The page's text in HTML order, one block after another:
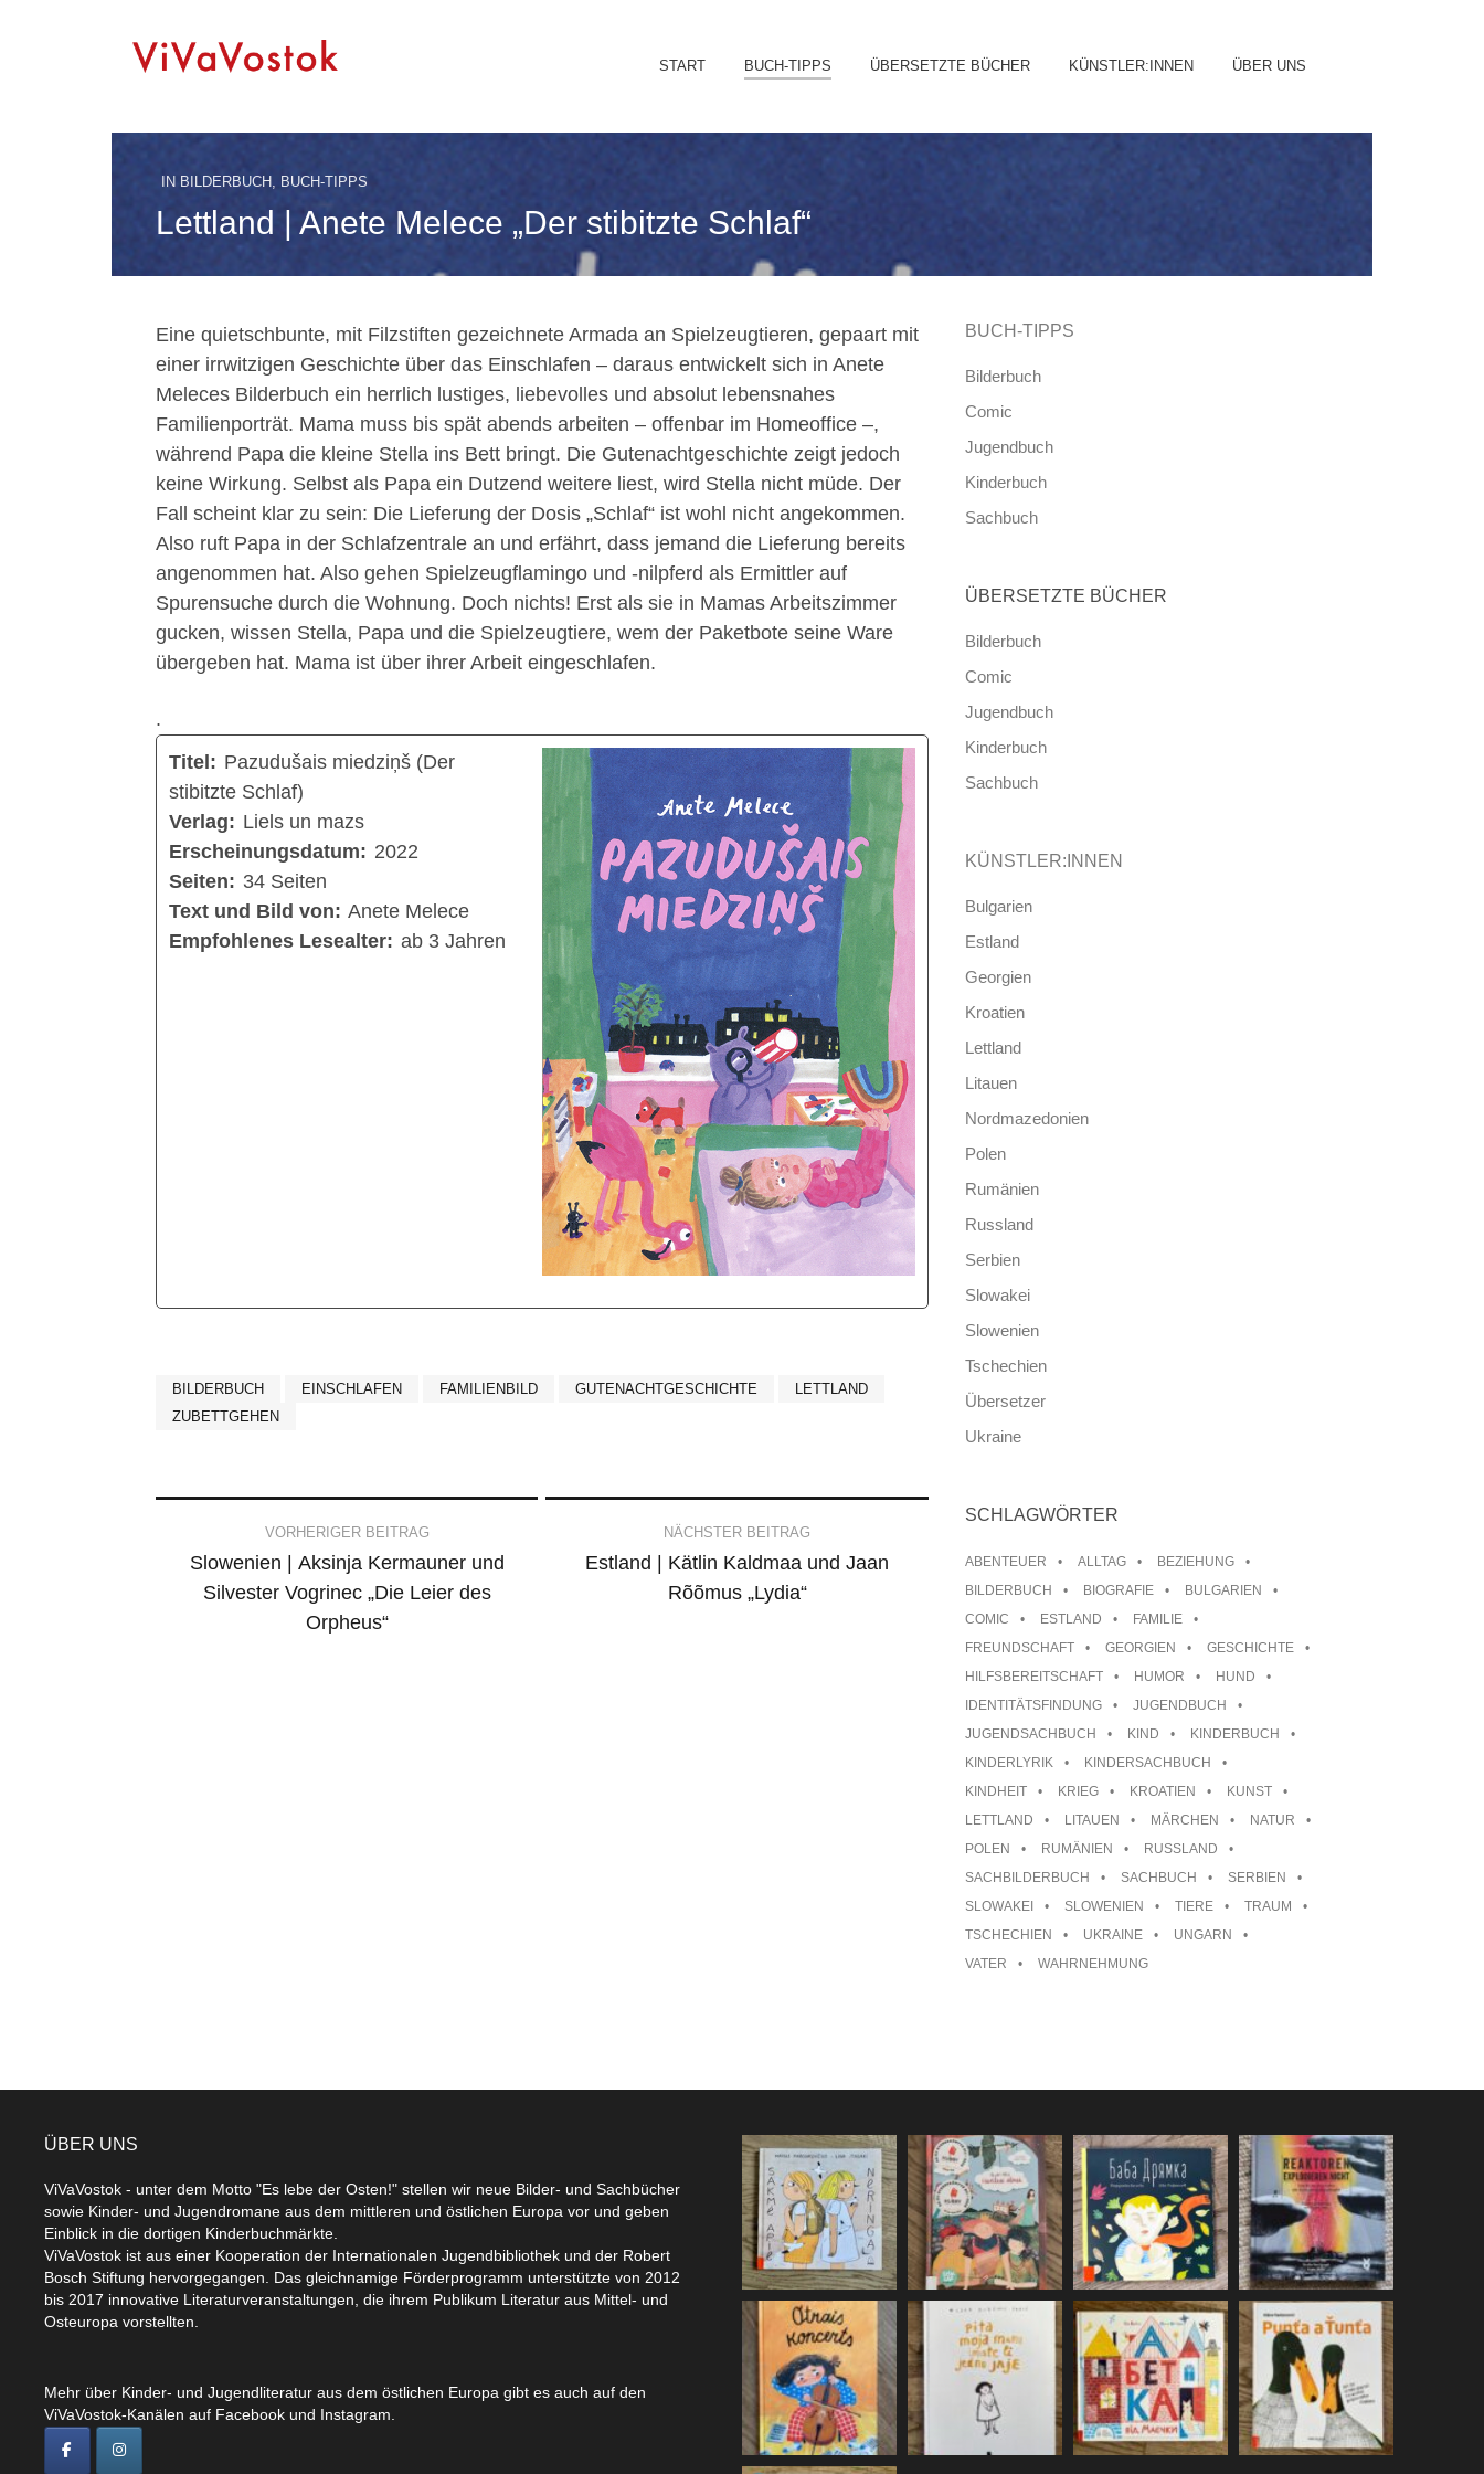
Skip
START BUCH-TIPPS ÜBERSETZTE BÜCHER KÜNSTLER:INNEN ÜBER UNS
IN BILDERBUCH , BUCH-TIPPS
Lettland | Anete Melece „Der stibitzte Schlaf“
Eine quietschbunte, mit Filzstiften gezeichnete Armada an Spielzeugtieren, gepaart mit
einer irrwitzigen Geschichte über das Einschlafen – daraus entwickelt sich in Anete
Meleces Bilderbuch ein herrlich lustiges, liebevolles und absolut lebensnahes
Familienporträt. Mama muss bis spät abends arbeiten – offenbar im Homeoffice –,
während Papa die kleine Stella ins Bett bringt. Die Gutenachtgeschichte zeigt jedoch
keine Wirkung. Selbst als Papa ein Dutzend weitere liest, wird Stella nicht müde. Der
Fall scheint klar zu sein: Die Lieferung der Dosis „Schlaf“ ist wohl nicht angekommen.
Also ruft Papa in der Schlafzentrale an und erfährt, dass jemand die Lieferung bereits
angenommen hat. Also gehen Spielzeugflamingo und -nilpferd als Ermittler auf
Spurensuche durch die Wohnung. Doch nichts! Erst als sie in Mamas Arbeitszimmer
gucken, wissen Stella, Papa und die Spielzeugtiere, wem der Paketbote seine Ware
übergeben hat. Mama ist über ihrer Arbeit eingeschlafen.
.
Titel: Pazudušais miedziņš (Der
stibitzte Schlaf)
Verlag: Liels un mazs
Erscheinungsdatum: 2022
Seiten: 34 Seiten
Text und Bild von: Anete Melece
Empfohlenes Lesealter: ab 3 Jahren
BILDERBUCH EINSCHLAFEN FAMILIENBILD GUTENACHTGESCHICHTE
LETTLAND
ZUBETTGEHEN
navigation
VORHERIGER BEITRAG
Slowenien | Aksinja Kermauner und
Silvester Vogrinec „Die Leier des
Orpheus“
NÄCHSTER BEITRAG
Estland | Kätlin Kaldmaa und Jaan
Rõõmus „Lydia“
BUCH-TIPPS
Bilderbuch
Comic
Jugendbuch
Kinderbuch
Sachbuch
ÜBERSETZTE BÜCHER
Bilderbuch
Comic
Jugendbuch
Kinderbuch
Sachbuch
KÜNSTLER:INNEN
Bulgarien
Estland
Georgien
Kroatien
Lettland
Litauen
Nordmazedonien
Polen
Rumänien
Russland
Serbien
Slowakei
Slowenien
Tschechien
Übersetzer
Ukraine
SCHLAGWÖRTER
ABENTEUER ALLTAG
BEZIEHUNG
BILDERBUCH
BIOGRAFIE
BULGARIEN
COMIC
ESTLAND
FAMILIE
FREUNDSCHAFT
GEORGIEN
GESCHICHTE
HILFSBEREITSCHAFT
HUMOR
HUND
IDENTITÄTSFINDUNG
JUGENDBUCH
JUGENDSACHBUCH
KIND
KINDERBUCH
KINDERLYRIK
KINDERSACHBUCH
KINDHEIT
KRIEG KROATIEN
KUNST
LETTLAND
LITAUEN MÄRCHEN
NATUR
POLEN
RUMÄNIEN
RUSSLAND
SACHBILDERBUCH
SACHBUCH
SERBIEN
SLOWAKEI
SLOWENIEN TIERE
TRAUM
TSCHECHIEN
UKRAINE
UNGARN
VATER
WAHRNEHMUNG
ÜBER UNS
ViVaVostok - unter dem Motto "Es lebe der Osten!" stellen wir neue Bilder- und Sachbücher
sowie Kinder- und Jugendromane aus dem mittleren und östlichen Europa vor und geben
Einblick in die dortigen Kinderbuchmärkte.
ViVaVostok ist aus einer Kooperation der Internationalen Jugendbibliothek und der Robert
Bosch Stiftung hervorgegangen. Das gleichnamige Förderprogramm unterstützte von 2012
bis 2017 innovative Literaturveranstaltungen, die ihrem Publikum Literatur aus Mittel- und
Osteuropa vorstellten.
Mehr über Kinder- und Jugendliteratur aus dem östlichen Europa gibt es auch auf den
ViVaVostok-Kanälen auf Facebook und Instagram.